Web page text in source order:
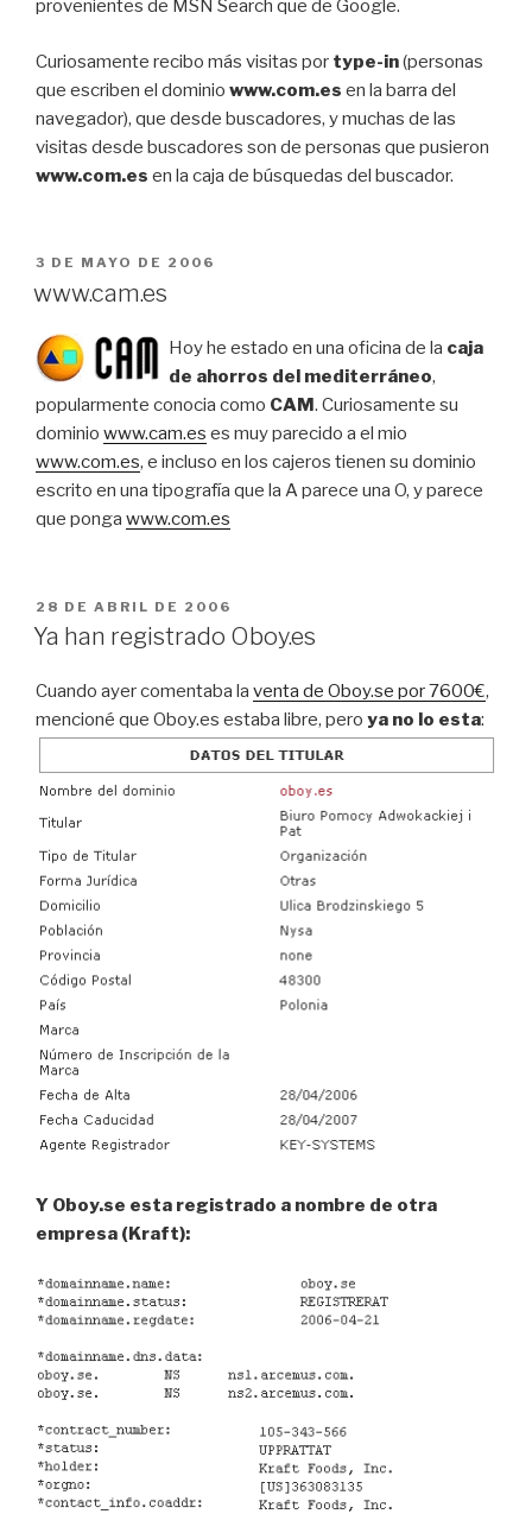
provenientes de MSN Search que de Google.
Curiosamente recibo más visitas por type-in(personas
que escriben el dominio www.com.es en la barra del
navegador), que desde buscadores, y muchas de las
visitas desde buscadores son de personas que pusieron
www.com.es en la caja de búsquedas del buscador.
PUBLICADO
3 DE MAYO DE 2006
www.cam.es
Hoy he estado en una oficina de la caja
de ahorros del mediterráneo,
popularmente conocia como CAM. Curiosamente su
dominio www.cam.es es muy parecido a el mio
www.com.es, e incluso en los cajeros tienen su dominio
escrito en una tipografía que la A parece una O, y parece
que ponga www.com.es
PUBLICADO
EL
28 DE ABRIL DE 2006
Ya han registrado Oboy.es
Cuando ayer comentaba la venta de Oboy.se por 7600€,
mencioné que Oboy.es estaba libre, pero ya no lo esta:
Y Oboy.se esta registrado a nombre de otra
empresa (Kraft):